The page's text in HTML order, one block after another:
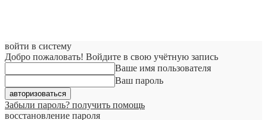
войти в систему
Добро пожаловать! Войдите в свою учётную запись
Ваше имя пользователя
Ваш пароль
Забыли пароль? получить помощь
восстановление пароля